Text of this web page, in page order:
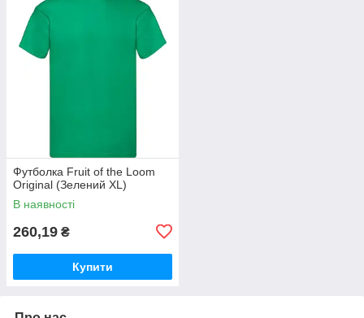
Футболка Fruit of the Loom
Original (Зелений XL)
В наявності
260,19 ₴
Купити